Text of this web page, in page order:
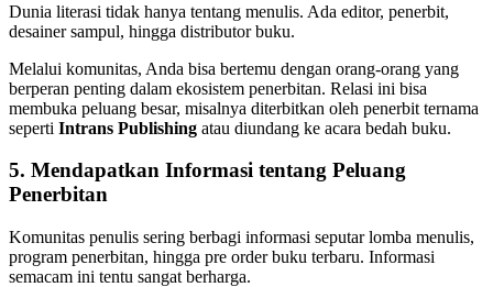
Dunia literasi tidak hanya tentang menulis. Ada editor, penerbit,
desainer sampul, hingga distributor buku.
Melalui komunitas, Anda bisa bertemu dengan orang-orang yang
berperan penting dalam ekosistem penerbitan. Relasi ini bisa
membuka peluang besar, misalnya diterbitkan oleh penerbit ternama
seperti Intrans Publishing atau diundang ke acara bedah buku.
5. Mendapatkan Informasi tentang Peluang
Penerbitan
Komunitas penulis sering berbagi informasi seputar lomba menulis,
program penerbitan, hingga pre order buku terbaru. Informasi
semacam ini tentu sangat berharga.